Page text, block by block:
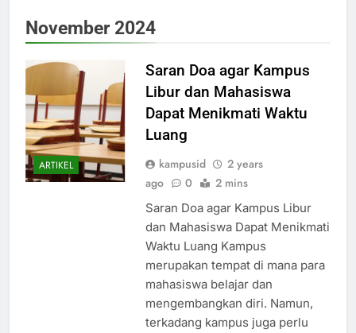
November 2024
ARTIKEL
Saran Doa agar Kampus
Libur dan Mahasiswa
Dapat Menikmati Waktu
Luang
kampusid
2 years
ago
0 2 mins
Saran Doa agar Kampus Libur
dan Mahasiswa Dapat Menikmati
Waktu Luang Kampus
merupakan tempat di mana para
mahasiswa belajar dan
mengembangkan diri. Namun,
terkadang kampus juga perlu